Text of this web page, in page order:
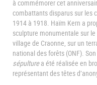
à commémorer cet
combattants disparus sur les
1914 à 1918. Haïm Kern a
sculpture monumentale sur
village de Craonne, sur un
national des forêts (ONF).
sépulturea été réalisée en
représentant des têtes